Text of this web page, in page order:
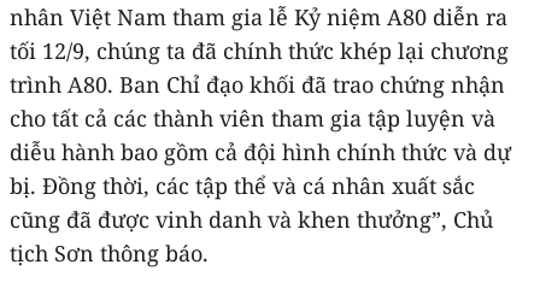
nhân Việt Nam tham gia lễ Kỷ niệm A80 diễn ra
tối 12/9, chúng ta đã chính thức khép lại chương
trình A80. Ban Chỉ đạo khối đã trao chứng nhận
cho tất cả các thành viên tham gia tập luyện và
diễu hành bao gồm cả đội hình chính thức và dự
bị. Đồng thời, các tập thể và cá nhân xuất sắc
cũng đã được vinh danh và khen thưởng”, Chủ
tịch Sơn thông báo.